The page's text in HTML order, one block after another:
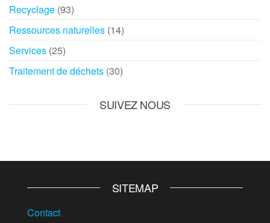
Recyclage (93)
Ressources naturelles (14)
Services (25)
Traitement de déchets (30)
SUIVEZ NOUS
SITEMAP
Contact